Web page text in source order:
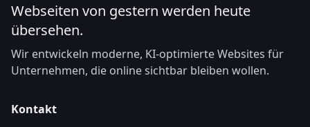
Webseiten von gestern werden heute
übersehen.
Wir entwickeln moderne, KI-optimierte Websites für
Unternehmen, die online sichtbar bleiben wollen.
Kontakt